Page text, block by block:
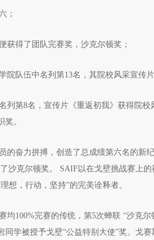
；
获得了团队完赛奖，沙克尔顿奖；
院队伍中名列第13名，其院校风采宣传
列第8名，宣传片《重返初我》获得院
。
的奋力拼搏，创造了总成绩第六名的新
沙克尔顿奖。 SAIF以在戈壁挑战赛上
想，行动，坚持”的完美诠释者。
均100%完赛的传统，第5次蝉联 “沙克
学被授予戈壁“公益特别大使”奖。戈